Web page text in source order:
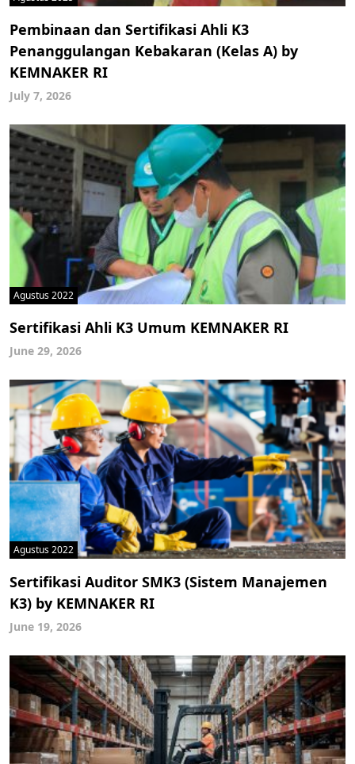
Pembinaan dan Sertifikasi Ahli K3
Penanggulangan Kebakaran (Kelas A) by
KEMNAKER RI
July 7, 2026
Agustus 2022
Sertifikasi Ahli K3 Umum KEMNAKER RI
June 29, 2026
Agustus 2022
Sertifikasi Auditor SMK3 (Sistem Manajemen
K3) by KEMNAKER RI
June 19, 2026